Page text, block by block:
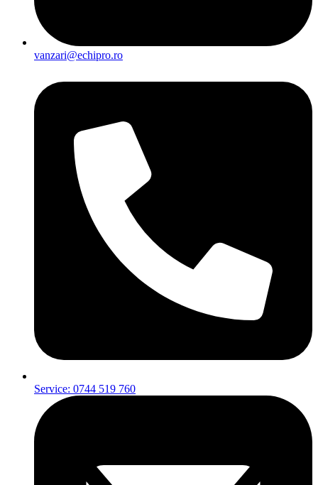
vanzari@echipro.ro
Service: 0744 519 760